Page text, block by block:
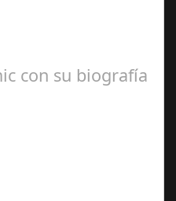
con su biografía